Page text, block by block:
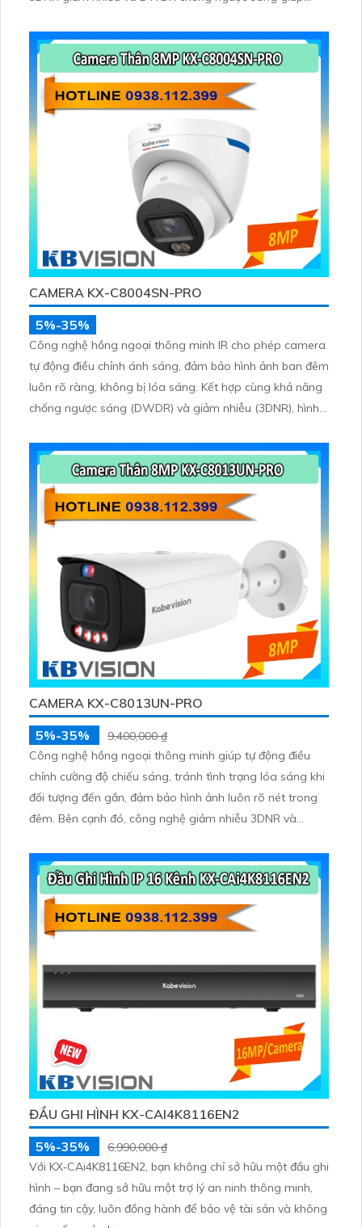
điều kiện ánh sáng.
CAMERA KX-C8004SN-PRO
5%-35%
Công nghệ hồng ngoại thông minh IR cho phép camera
tự động điều chỉnh ánh sáng, đảm bảo hình ảnh ban đêm
luôn rõ ràng, không bị lóa sáng. Kết hợp cùng khả năng
chống ngược sáng (DWDR) và giảm nhiễu (3DNR), hình
tiết rõ nét, ngay cả trong môi trường ánh sáng yếu hoặc
ánh sáng phức tạp như ngược sáng hoặc chói nắng
CAMERA KX-C8013UN-PRO
5%-35%
9,400,000 ₫
Công nghệ hồng ngoại thông minh giúp tự động điều
chỉnh cường độ chiếu sáng, tránh tình trạng lóa sáng khi
đối tượng đến gần, đảm bảo hình ảnh luôn rõ nét trong
đêm. Bên cạnh đó, công nghệ giảm nhiễu 3DNR và
chính xác và rõ ràng trong mọi điều kiện ánh sáng phức
tạp như ngược sáng mạnh hay thiếu sáng
ĐẦU GHI HÌNH KX-CAI4K8116EN2
5%-35%
6,990,000 ₫
Với KX‑CAi4K8116EN2, bạn không chỉ sở hữu một đầu ghi
hình – bạn đang sở hữu một trợ lý an ninh thông minh,
đáng tin cậy, luôn đồng hành để bảo vệ tài sản và không